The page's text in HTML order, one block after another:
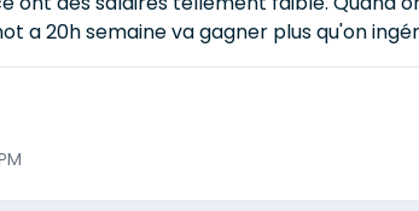
a 20h semaine va gagner plus qu'on